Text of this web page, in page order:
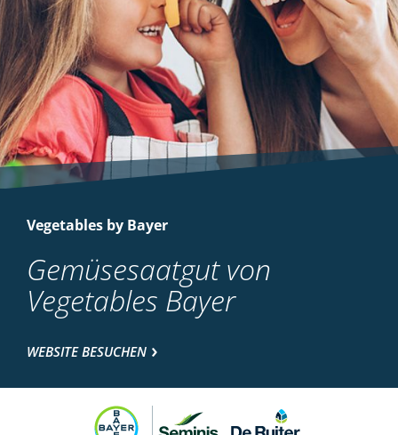
Vegetables by Bayer
Gemüsesaatgut von
Vegetables Bayer
WEBSITE BESUCHEN